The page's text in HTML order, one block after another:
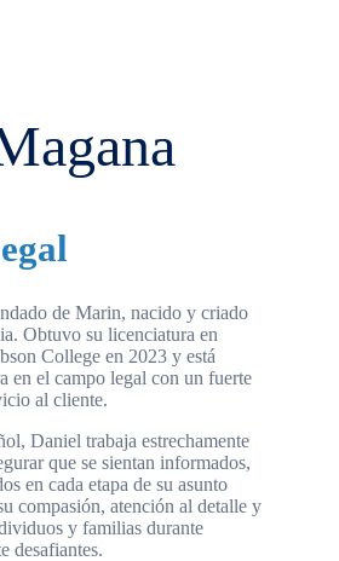
de Marin, nacido y criado
Obtuvo su licenciatura en
College en 2023 y está
en el campo legal con un fuerte
al cliente.
Daniel trabaja estrechamente
que se sientan informados,
en cada etapa de su asunto
compasión, atención al detalle y
y familias durante
desafiantes.